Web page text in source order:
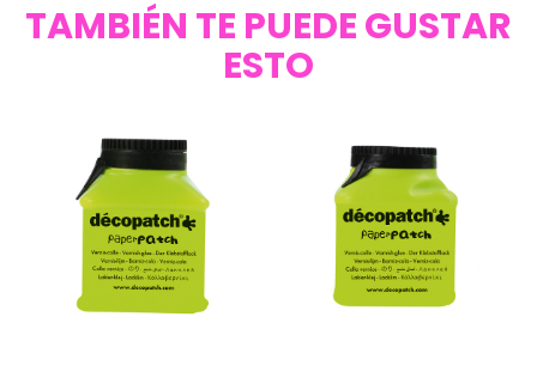
TAMBIÉN TE PUEDE GUSTAR
ESTO